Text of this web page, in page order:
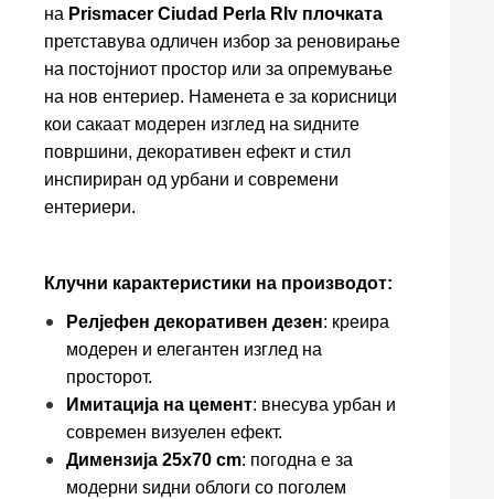
на Prismacer Ciudad Perla Rlv плочката
претставува одличен избор за реновирање
на постојниот простор или за опремување
на нов ентериер. Наменета е за корисници
кои сакаат модерен изглед на ѕидните
површини, декоративен ефект и стил
инспириран од урбани и современи
ентериери.
Клучни карактеристики на производот:
Релјефен декоративен дезен: креира
модерен и елегантен изглед на
просторот.
Имитација на цемент: внесува урбан и
современ визуелен ефект.
Димензија 25x70 cm: погодна е за
модерни ѕидни облоги со поголем